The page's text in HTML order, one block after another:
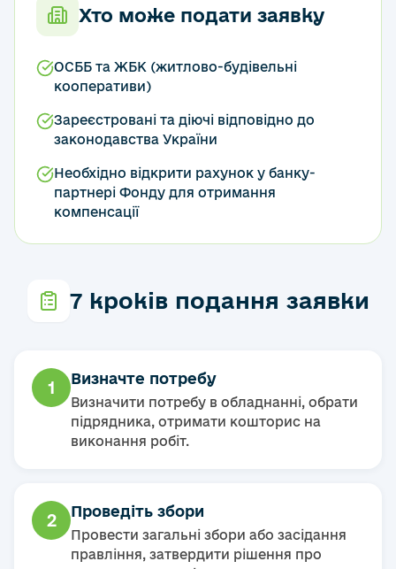
Хто може подати заявку
ОСББ та ЖБК (житлово-будівельні
кооперативи)
Зареєстровані та діючі відповідно до
законодавства України
Необхідно відкрити рахунок у банку-
партнері Фонду для отримання
компенсації
7 кроків подання заявки
1 Визначте потребу
Визначити потребу в обладнанні, обрати
підрядника, отримати кошторис на
виконання робіт.
2 Проведіть збори
Провести загальні збори або засідання
правління, затвердити рішення про